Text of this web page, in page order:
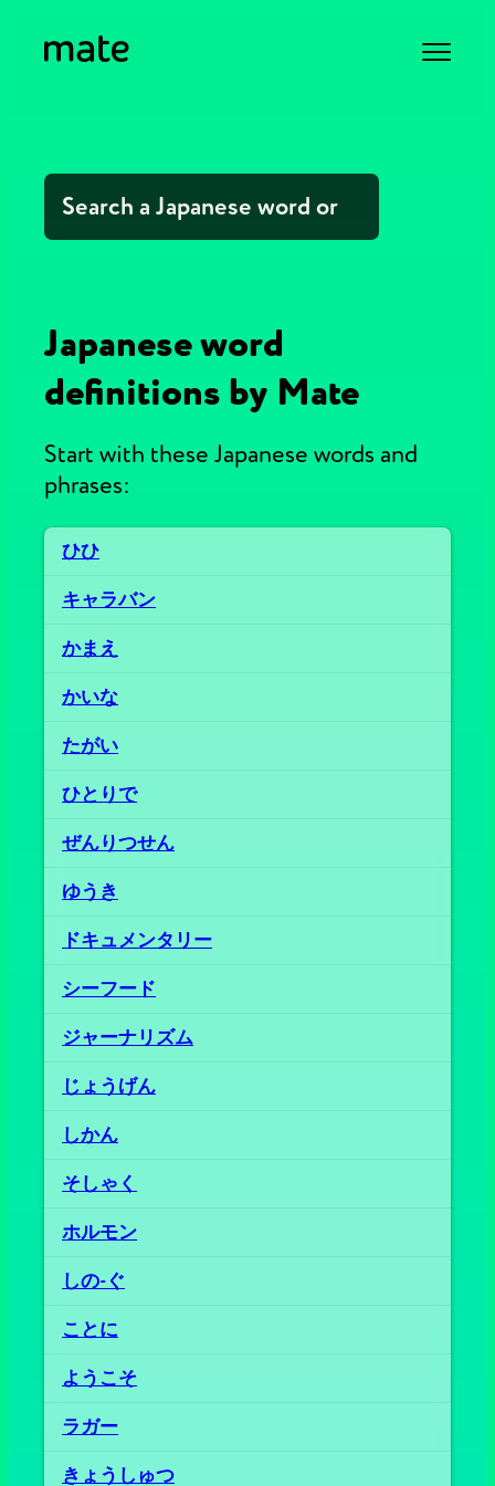
Japanese word
definitions by Mate
Start with these Japanese words and
phrases:
ひひ
キャラバン
かまえ
かいな
たがい
ひとりで
ぜんりつせん
ゆうき
ドキュメンタリー
シーフード
ジャーナリズム
じょうげん
しかん
そしゃく
ホルモン
しの‐ぐ
ことに
ようこそ
ラガー
きょうしゅつ